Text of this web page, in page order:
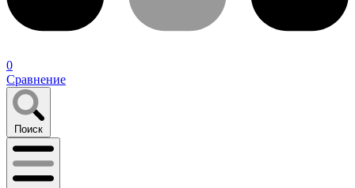
0
Сравнение
Поиск